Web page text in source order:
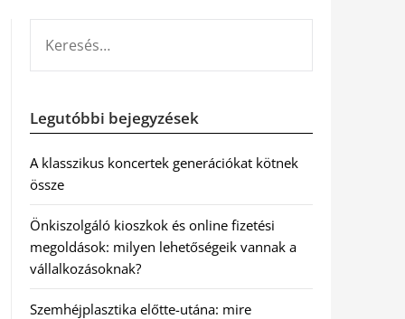
Legutóbbi bejegyzések
A klasszikus koncertek generációkat kötnek
össze
Önkiszolgáló kioszkok és online fizetési
megoldások: milyen lehetőségeik vannak a
vállalkozásoknak?
Szemhéjplasztika előtte-utána: mire